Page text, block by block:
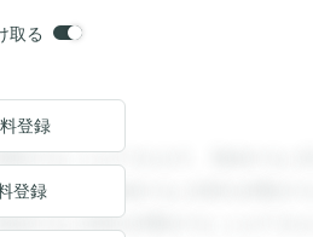
取る
することができます。登録すると回
きます。登録すると回答を閲覧する
すると回答を閲覧することができま
登録
登録